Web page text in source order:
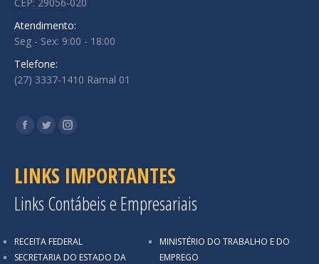
Atendimento:
Seg - Sex: 9:00 - 18:00
Telefone:
(27) 3337-1410 Ramal 01
Encontre-nos em:
Facebook
TwitterInstagram
LINKS IMPORTANTES
Links Contábeis e Empresariais
RECEITA FEDERAL
SECRETARIA DO ESTADO DA
MINISTÉRIO DO TRABALHO E DO
EMPREGO